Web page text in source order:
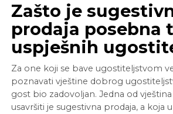
Zašto je
prodaja posebna
uspješnih
Za one koji se bave ugostiteljstvom
poznavati vještine dobrog
gost bio zadovoljan. Jedna od
usavršiti je sugestivna prodaja, a koja